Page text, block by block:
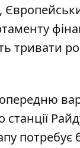
тривати
станції
потребує